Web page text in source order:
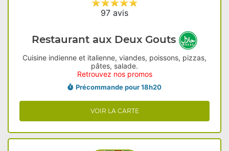
97 avis
Restaurant aux Deux Gouts
Cuisine indienne et italienne, viandes, poissons, pizzas,
pâtes, salade.
Retrouvez nos promos
Précommande pour 18h20
VOIR LA CARTE